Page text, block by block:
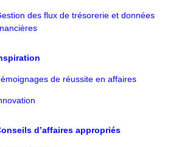
des flux de trésorerie et données
de réussite en affaires
d’affaires appropriés